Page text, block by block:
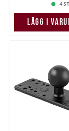
4 ST
LÄGG I